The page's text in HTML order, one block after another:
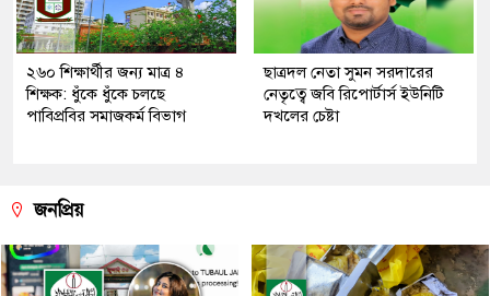
২৬০ শিক্ষার্থীর জন্য মাত্র ৪
শিক্ষক: ধুঁকে ধুঁকে চলছে
পাবিপ্রবির সমাজকর্ম বিভাগ
ছাত্রদল নেতা সুমন সরদারের
নেতৃত্বে জবি রিপোর্টার্স ইউনিটি
দখলের চেষ্টা
জনপ্রিয়